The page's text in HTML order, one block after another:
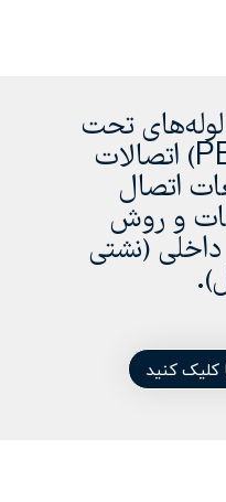
12439: لوله‌های تحت
فشار پلی اتیلن (PE) اتصالات
اتصال
و روش
داخلی (نشتی
کلیک کنید